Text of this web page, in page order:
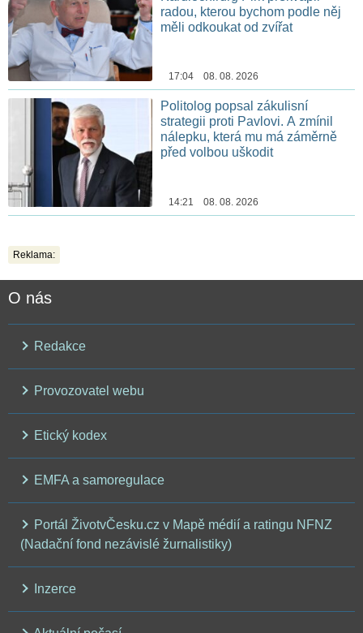
radou, kterou bychom podle něj
měli odkoukat od zvířat
17:04 08. 08. 2026
Politolog popsal zákulisní
strategii proti Pavlovi. A zmínil
nálepku, která mu má záměrně
před volbou uškodit
14:21 08. 08. 2026
Reklama:
O nás
Redakce
Provozovatel webu
Etický kodex
EMFA a samoregulace
Portál ŽivotvČesku.cz v Mapě médií a ratingu NFNZ
(Nadační fond nezávislé žurnalistiky)
Inzerce